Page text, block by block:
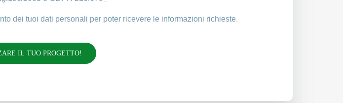
dei tuoi dati personali per poter ricevere le informazioni richieste.
IL TUO PROGETTO!